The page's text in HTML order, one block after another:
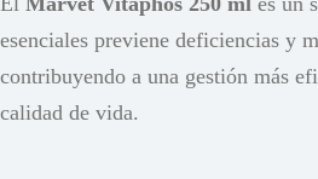
esenciales previene deficiencias y
contribuyendo a una gestión más
calidad de vida.